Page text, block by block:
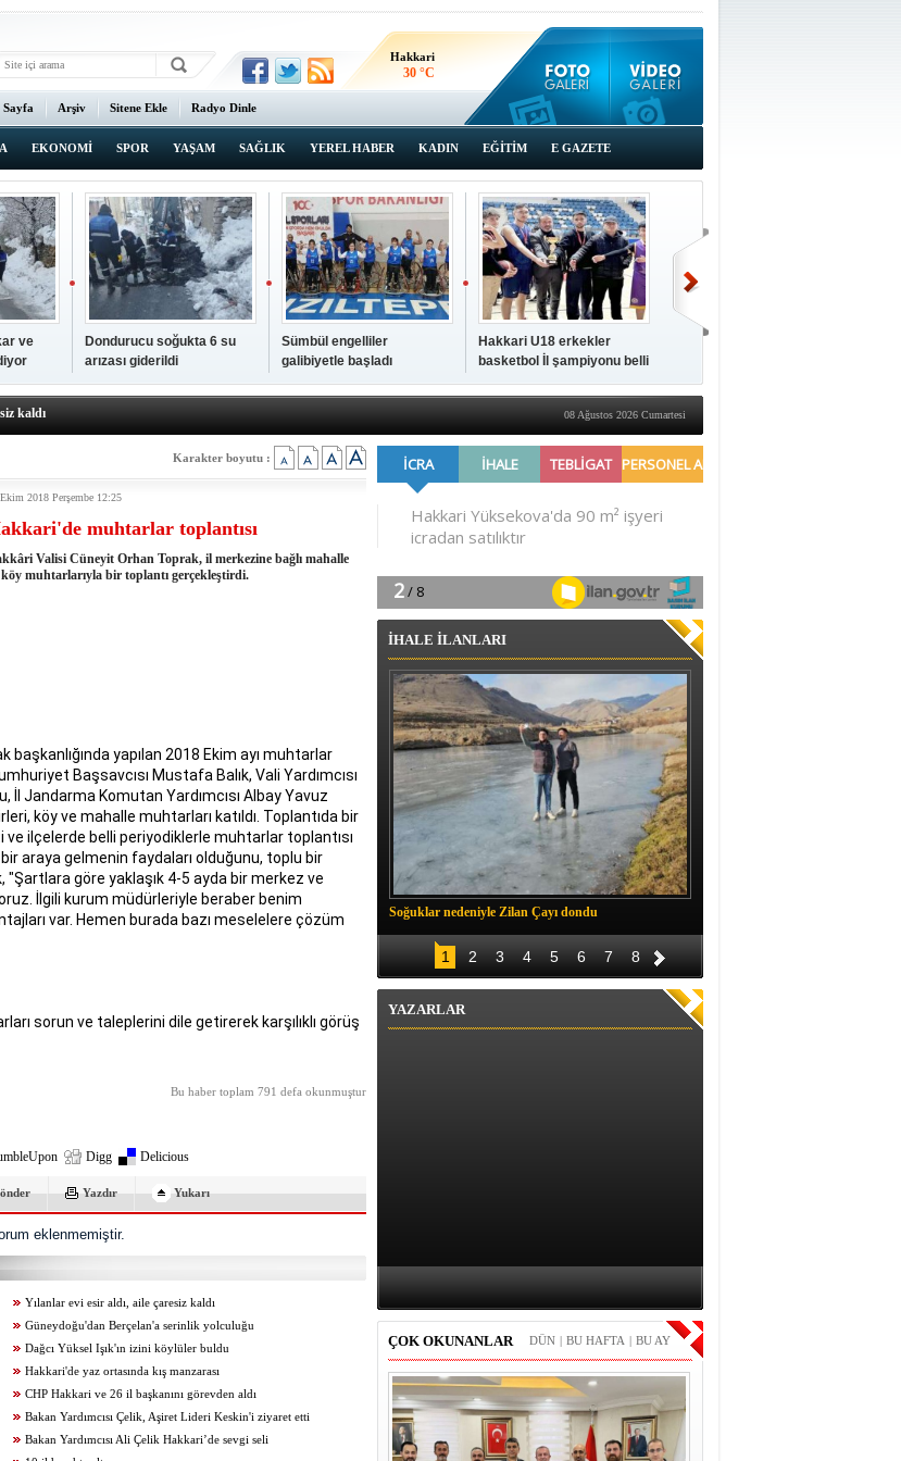
Hakkari
30 °C
Sayfa Arşiv Sitene Ekle Radyo Dinle
EKONOMİ SPOR YAŞAM SAĞLIK YEREL HABER KADIN EĞİTİM E GAZETE
ve
Dondurucu soğukta 6 su
arızası giderildi
Sümbül engelliler
galibiyetle başladı
Hakkari U18 erkekler
basketbol İl şampiyonu belli
oldu
Toplantısı yapıldı
kaldı
Ufuk Turan görevine başladı
geleceğe yatırım yapıyoruz
buldu
tarihi güreş finali
görevden aldı
mücadelesi start aldı
Lideri Keskin'i ziyaret etti
ele geçirildi
sevgi seli
08 Ağustos 2026 Cumartesi
Karakter boyutu :
2018 Perşembe 12:25
muhtarlar toplantısı
Valisi Cüneyit Orhan Toprak, il merkezine bağlı mahalle
köy muhtarlarıyla bir toplantı gerçekleştirdi.
yapılan 2018 Ekim ayı muhtarlar
Başsavcısı Mustafa Balık, Vali Yardımcısı
İl Jandarma Komutan Yardımcısı Albay Yavuz
köy ve mahalle muhtarları katıldı. Toplantıda bir
ilçelerde belli periyodiklerle muhtarlar toplantısı
araya gelmenin faydaları olduğunu, toplu bir
göre yaklaşık 4-5 ayda bir merkez ve
İlgili kurum müdürleriyle beraber benim
var. Hemen burada bazı meselelere çözüm
sorun ve taleplerini dile getirerek karşılıklı görüş
Bu haber toplam 791 defa okunmuştur
Digg Delicious
Yazdır Yukarı
eklenmemiştir.
Yılanlar evi esir aldı, aile çaresiz kaldı
Güneydoğu'dan Berçelan'a serinlik yolculuğu
Dağcı Yüksel Işık'ın izini köylüler buldu
Hakkari'de yaz ortasında kış manzarası
CHP Hakkari ve 26 il başkanını görevden aldı
Bakan Yardımcısı Çelik, Aşiret Lideri Keskin'i ziyaret etti
Bakan Yardımcısı Ali Çelik Hakkari’de sevgi seli
İHALE İLANLARI
Soğuklar nedeniyle Zilan Çayı dondu
1 2 3 4 5 6 7 8
YAZARLAR
ÇOK OKUNANLAR BU AY
|
BU HAFTA
|
DÜN